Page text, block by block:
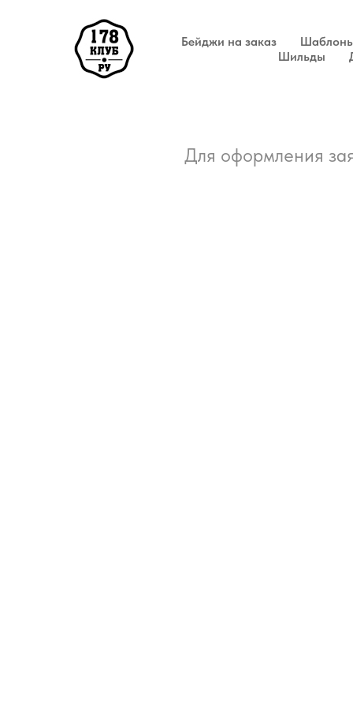
Бейджи на заказ
Шильды
Для оформления